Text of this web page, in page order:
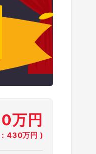
万円
430万円 )